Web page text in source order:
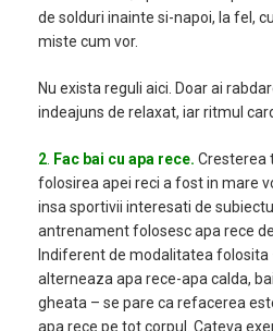
de solduri inainte si-napoi, la fel,
miste cum vor.
Nu exista reguli aici. Doar ai
indeajuns de relaxat, iar ritmul
2 Fac bai cu apa rece. Cresterea
folosirea apei reci a fost in mare
insa sportivii interesati de
antrenament folosesc apa rece
Indiferent de modalitatea folosita
alterneaza apa rece-apa calda,
gheata – se pare ca refacerea
apa rece pe tot corpul. Cateva